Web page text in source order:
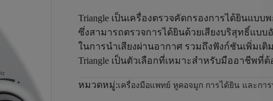
Triangle เป็นเครื่องตรวจคัดกรองการได้ยินแบ
ซึ่งสามารถตรวจการได้ยินด้วยเสียงบริสุทธิ์แบ
ในการนำเสียงผ่านอากาศ รวมถึงฟังก์ชันเพิ่มเติ
Triangle เป็นตัวเลือกที่เหมาะสำหรับมืออาชีพที่
หมวดหมู่:เครื่องมือแพทย์ หูคอจมูก การได้ยิน และกา